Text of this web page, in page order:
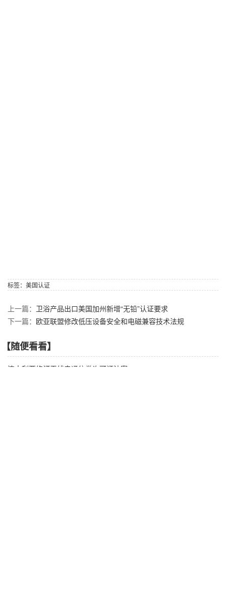
标签： 美国认证
上一篇： 卫浴产品出口美国加州新增“无铅”认证要求
下一篇： 欧亚联盟修改低压设备安全和电磁兼容技术法规
【随便看看】
澳大利亚修订无线电通信类许可证法案